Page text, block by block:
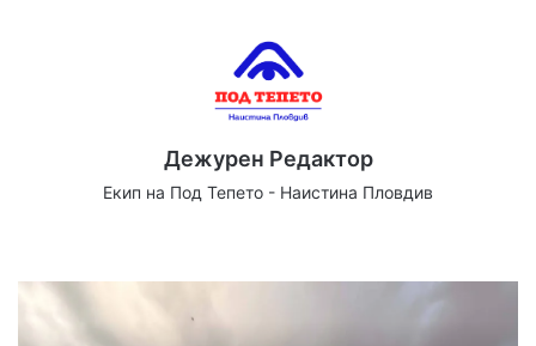
Дежурен Редактор
Екип на Под Тепето - Наистина Пловдив